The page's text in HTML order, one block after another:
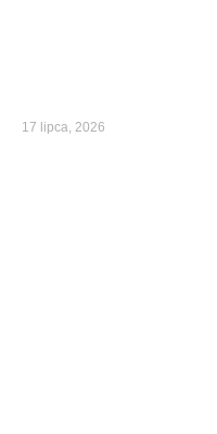
17 lipca, 2026